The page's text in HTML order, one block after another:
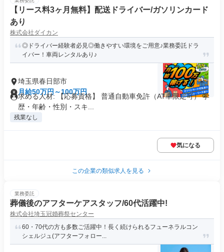
【リース料3ヶ月無料】配送ドライバー/ガソリンカード
あり
株式会社ダイカン
◎ドライバー経験者必見◎働きやすい環境をご用意♪業務委託ドラ
イバー！車両レンタルあり♪
埼玉県春日部市
月給50万円～100万円
求める人材: 【応募資格】 普通自動車免許（AT車限定可） 学
歴・年齢・性別・スキ...
残業なし
気になる
この企業の類似求人を見る
業務委託
葬儀後のアフターケアスタッフ/60代活躍中!
株式会社埼玉冠婚葬祭センター
60・70代の方も多数ご活躍中！長く続けられるフューネラルコン
シェルジュ(アフターフォロー...